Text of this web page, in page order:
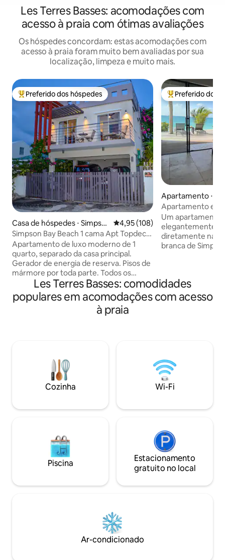
Les Terres Basses: acomodações com
acesso à praia com ótimas avaliações
Os hóspedes concordam: estas acomodações com
acesso à praia foram muito bem avaliadas por sua
localização, limpeza e muito mais.
Entre os melhores preferidos dos hóspedes
Preferido dos hóspedes
Casa de hóspedes ⋅ Simpso
n Bay
4,95 de uma avaliação média de
4,95 (108)
Simpson Bay Beach 1 cama Apt Topdeck.
Vista para o mar
Apartamento de luxo moderno de 1
quarto, separado da casa principal.
Gerador de energia de reserva. Pisos de
mármore por toda parte. Todos os
eletrodomésticos de aço inoxidável em
uma cozinha de tamanho completo. Wi-
Fi gratuito dentro da casa e no deck do
telhado. TV ao vivo/filmes. Sofá-cama
de 360°. Churrasqueira, geladeira e pia
no deck. Cadeiras de praia, toalhas de
praia, guarda-sol, refrigeradores.
Estacionamento bem do lado de fora do
local.
Entre os
Preferido dos
Apartamento ⋅
Apartamento em
Um apartamento
elegantemente
diretamente na
branca de
oferece a você a
relaxamento
praia, guarda-
praia, guarda-
Les Terres Basses: comodidades
populares em acomodações com acesso
à praia
Cozinha Wi-Fi
Piscina
Estacionamento
gratuito no local
Ar-condicionado